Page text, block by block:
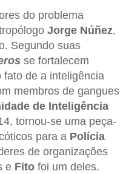
do problema
Jorge Núñez,
Segundo suas
se fortalecem
de a inteligência
membros de gangues
de Inteligência
tornou-se uma peça-
para a Polícia
de organizações
e Fito foi um deles.